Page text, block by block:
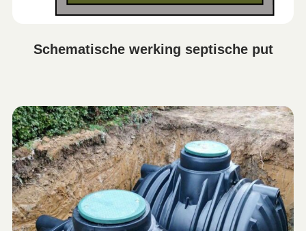
Schematische werking septische put